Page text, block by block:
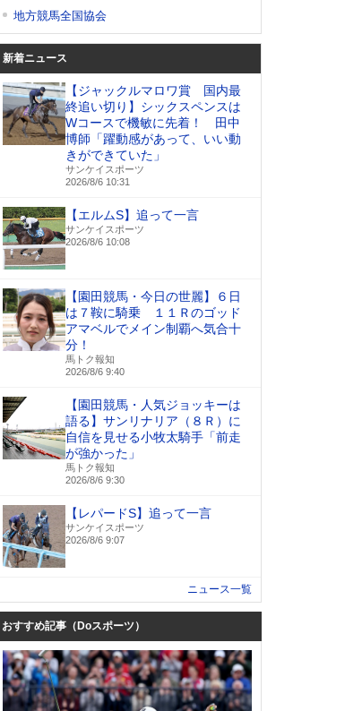
地方競馬全国協会
新着ニュース
【ジャックルマロワ賞 国内最
終追い切り】シックスペンスは
Wコースで機敏に先着！ 田中
博師「躍動感があって、いい動
きができていた」
サンケイスポーツ
2026/8/6 10:31
【エルムS】追って一言
サンケイスポーツ
2026/8/6 10:08
【園田競馬・今日の世麗】６日
は７鞍に騎乗 １１Ｒのゴッド
アマベルでメイン制覇へ気合十
分！
馬トク報知
2026/8/6 9:40
【園田競馬・人気ジョッキーは
語る】サンリナリア（８Ｒ）に
自信を見せる小牧太騎手「前走
が強かった」
馬トク報知
2026/8/6 9:30
【レパードS】追って一言
サンケイスポーツ
2026/8/6 9:07
ニュース一覧
おすすめ記事（Doスポーツ）